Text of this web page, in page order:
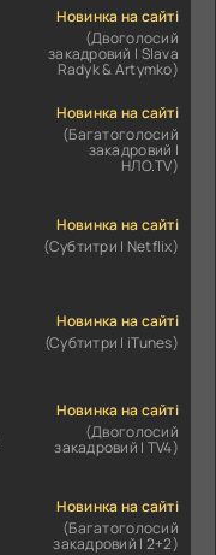
Новинка на сайті
(Двоголосий
закадровий | Slava
Radyk & Artymko)
Новинка на сайті
(Багатоголосий
закадровий |
НЛО.TV)
Новинка на сайті
(Субтитри | Netflix)
Новинка на сайті
(Субтитри | iTunes)
Новинка на сайті
(Двоголосий
закадровий | TV4)
Новинка на сайті
(Багатоголосий
закадровий | 2+2)